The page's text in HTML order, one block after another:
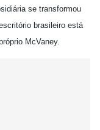
se transformou
brasileiro está
McVaney.